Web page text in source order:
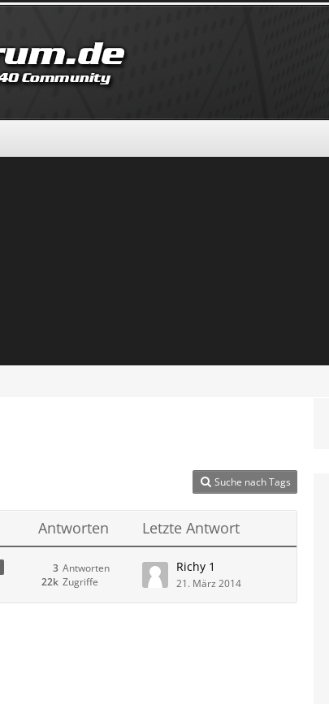
Suche nach Tags
Antworten Letzte Antwort
Antworten
3
Zugriffe
22k
Richy 1
21. März 2014